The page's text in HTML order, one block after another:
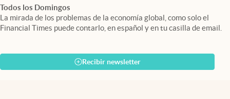
Todos los Domingos
La mirada de los problemas de la economía global, como solo el
Financial Times puede contarlo, en español y en tu casilla de email.
Recibir newsletter